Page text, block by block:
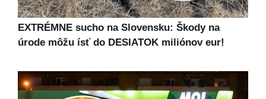
EXTRÉMNE sucho na Slovensku: Škody na
úrode môžu ísť do DESIATOK miliónov eur!